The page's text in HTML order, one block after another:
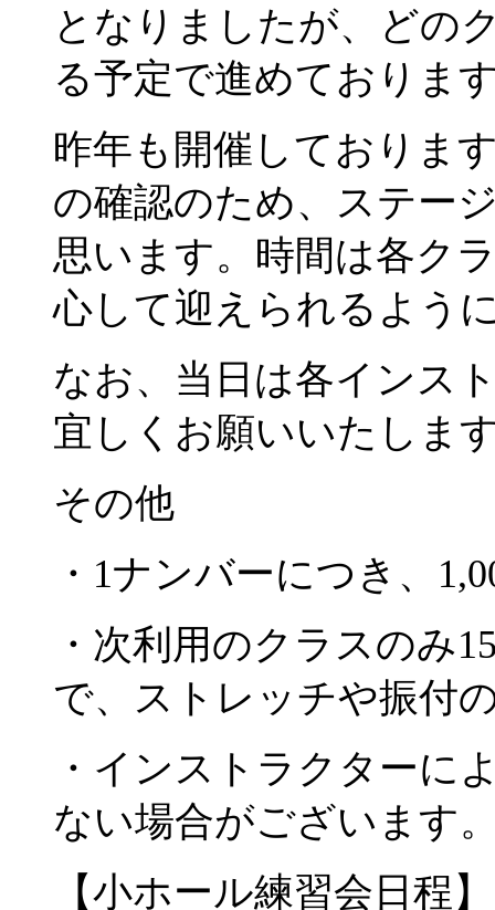
となりましたが、どの
る予定で進めておりま
昨年も開催しておりま
の確認のため、ステー
思います。時間は各ク
心して迎えられるよう
なお、当日は各インス
宜しくお願いいたしま
その他
・ 1ナンバーにつき、
・次利用のクラスのみ
で、ストレッチや振付
・インストラクターに
ない場合がございます
【小ホール練習会日程】